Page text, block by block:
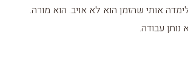
אותי שהזמן הוא לא אויב. הוא מורה.
נותן עבודה.